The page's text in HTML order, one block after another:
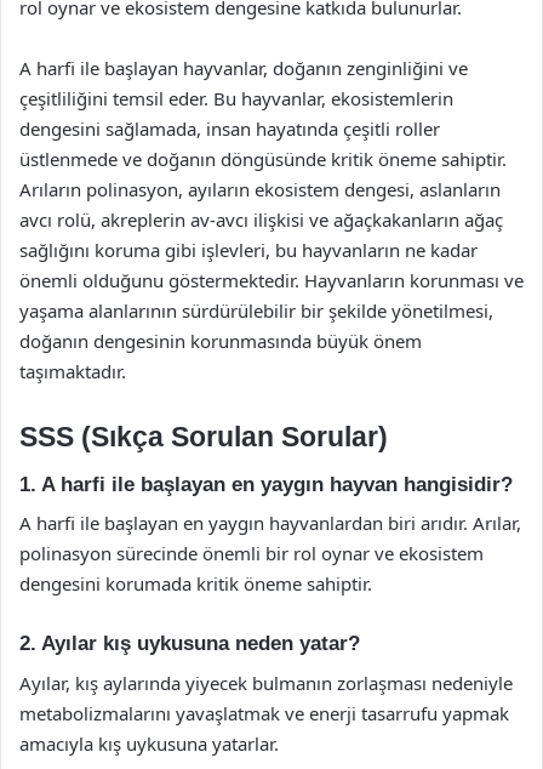
rol oynar ve ekosistem dengesine katkıda bulunurlar.
A harfi ile başlayan hayvanlar, doğanın zenginliğini ve
çeşitliliğini temsil eder. Bu hayvanlar, ekosistemlerin
dengesini sağlamada, insan hayatında çeşitli roller
üstlenmede ve doğanın döngüsünde kritik öneme sahiptir.
Arıların polinasyon, ayıların ekosistem dengesi, aslanların
avcı rolü, akreplerin av-avcı ilişkisi ve ağaçkakanların ağaç
sağlığını koruma gibi işlevleri, bu hayvanların ne kadar
önemli olduğunu göstermektedir. Hayvanların korunması ve
yaşama alanlarının sürdürülebilir bir şekilde yönetilmesi,
doğanın dengesinin korunmasında büyük önem
taşımaktadır.
SSS (Sıkça Sorulan Sorular)
1. A harfi ile başlayan en yaygın hayvan hangisidir?
A harfi ile başlayan en yaygın hayvanlardan biri arıdır. Arılar,
polinasyon sürecinde önemli bir rol oynar ve ekosistem
dengesini korumada kritik öneme sahiptir.
2. Ayılar kış uykusuna neden yatar?
Ayılar, kış aylarında yiyecek bulmanın zorlaşması nedeniyle
metabolizmalarını yavaşlatmak ve enerji tasarrufu yapmak
amacıyla kış uykusuna yatarlar.